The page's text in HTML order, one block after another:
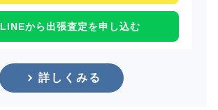
LINEから出張査定を申し込む
詳しくみる